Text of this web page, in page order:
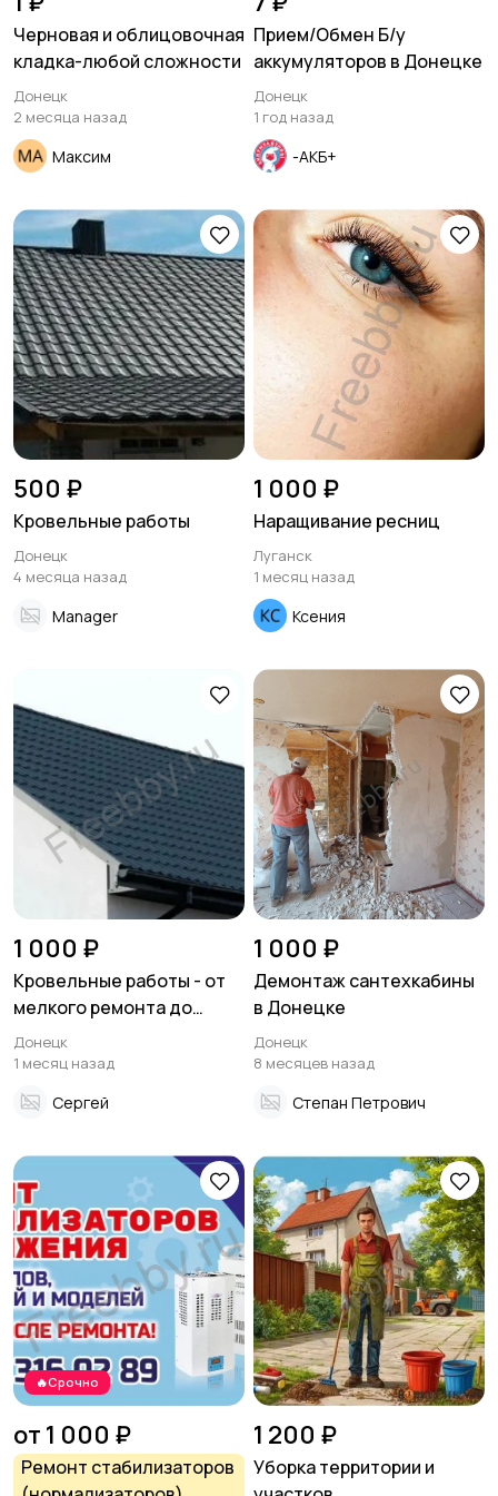
Изготовление на
заказ
Продукты питания и
доставка еды
Черновая и облицовочная
кладка-любой сложности
Донецк
2 месяца назад
Максим
Прием/Обмен Б/у
аккумуляторов в Донецке
Донецк
1 год назад
-АКБ+
500 ₽
Кровельные работы
Донецк
4 месяца назад
Manager
1 000 ₽
Наращивание ресниц
Луганск
1 месяц назад
Ксения
1 000 ₽
Кровельные работы - от
мелкого ремонта до
полной замены кровли
Донецк
1 месяц назад
Сергей
1 000 ₽
Демонтаж сантехкабины
в Донецке
Донецк
8 месяцев назад
Степан Петрович
🔥Срочно
от 1 000 ₽
Ремонт стабилизаторов
1 200 ₽
Уборка территории и